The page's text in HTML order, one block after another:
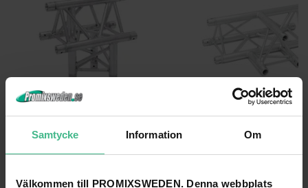
Samtycke Information Om
Välkommen till PROMIXSWEDEN. Denna webbplats
ALUTRUSS TRILOCK E-GL33 T-39 3-WAY T-PIECE
Alutruss Trilock E-GL33 T-39 3-vägs T-stycke
ALUTRUSS TRILOCK E-GL33 T-36 3-WAY T-
Alutruss Trilock E-GL33 T-36 3-vägs